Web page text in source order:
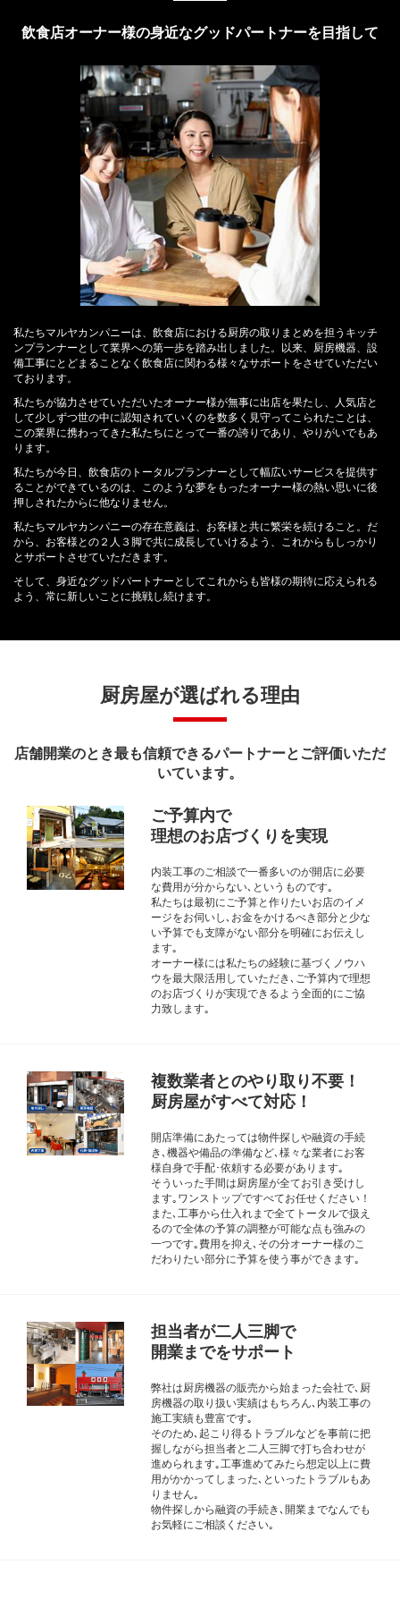
飲食店オーナー様の身近なグッドパートナーを目指して
私たちマルヤカンパニーは、飲食店における厨房の取りまとめを担うキッチ
ンプランナーとして業界への第一歩を踏み出しました。以来、厨房機器、設
備工事にとどまることなく飲食店に関わる様々なサポートをさせていただい
ております。
私たちが協力させていただいたオーナー様が無事に出店を果たし、人気店と
して少しずつ世の中に認知されていくのを数多く見守ってこられたことは、
この業界に携わってきた私たちにとって一番の誇りであり、やりがいでもあ
ります。
私たちが今日、飲食店のトータルプランナーとして幅広いサービスを提供す
ることができているのは、このような夢をもったオーナー様の熱い思いに後
押しされたからに他なりません。
私たちマルヤカンパニーの存在意義は、お客様と共に繁栄を続けること。だ
から、お客様との２人３脚で共に成長していけるよう、これからもしっかり
とサポートさせていただきます。
そして、身近なグッドパートナーとしてこれからも皆様の期待に応えられる
よう、常に新しいことに挑戦し続けます。
厨房屋が選ばれる理由
店舗開業のとき最も信頼できるパートナーとご評価いただ
いています。
ご予算内で
理想のお店づくりを実現
内装工事のご相談で一番多いのが開店に必要
な費用が分からない､というものです｡
私たちは最初にご予算と作りたいお店のイメ
ージをお伺いし､お金をかけるべき部分と少な
い予算でも支障がない部分を明確にお伝えし
ます｡
オーナー様には私たちの経験に基づくノウハ
ウを最大限活用していただき､ご予算内で理想
のお店づくりが実現できるよう全面的にご協
力致します｡
複数業者とのやり取り不要！
厨房屋がすべて対応！
開店準備にあたっては物件探しや融資の手続
き､機器や備品の準備など､様々な業者にお客
様自身で手配･依頼する必要があります｡
そういった手間は厨房屋が全てお引き受けし
ます｡ワンストップですべてお任せください！
また､工事から仕入れまで全てトータルで扱え
るので全体の予算の調整が可能な点も強みの
一つです｡費用を抑え､その分オーナー様のこ
だわりたい部分に予算を使う事ができます｡
担当者が二人三脚で
開業までをサポート
弊社は厨房機器の販売から始まった会社で､厨
房機器の取り扱い実績はもちろん､内装工事の
施工実績も豊富です｡
そのため､起こり得るトラブルなどを事前に把
握しながら担当者と二人三脚で打ち合わせが
進められます｡工事進めてみたら想定以上に費
用がかかってしまった､といったトラブルもあ
りません｡
物件探しから融資の手続き､開業までなんでも
お気軽にご相談ください｡